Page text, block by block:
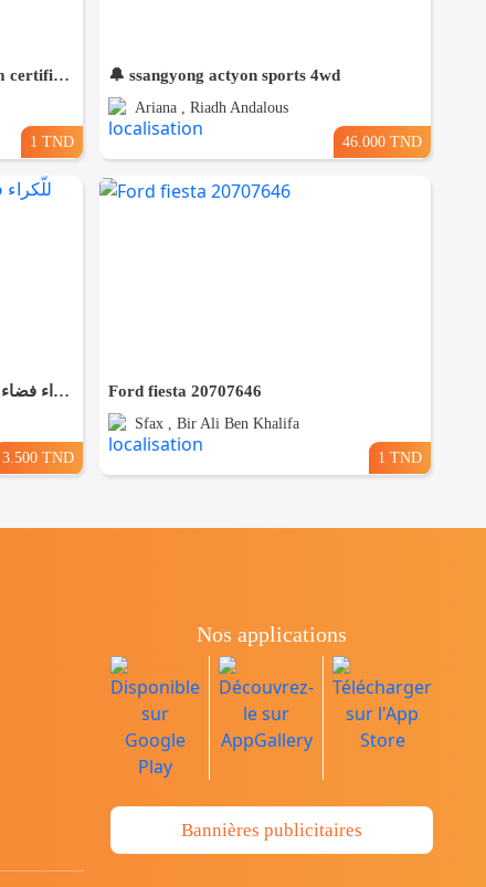
🇧🇪BMW X1 essence 105.000km certifiées🇩🇪 1ere main / entretien chez BMW charguia
1 TND
🔔 ssangyong actyon sports 4wd
Ariana , Riadh Andalous
46.000 TND
✨ للّكراء فضاء تجاري بموقع متميز في القيروان ✨
3.500 TND
Ford fiesta 20707646
Sfax , Bir Ali Ben Khalifa
1 TND
Nos applications
Bannières publicitaires